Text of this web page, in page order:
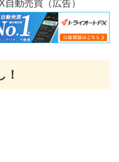
動売買（広告）